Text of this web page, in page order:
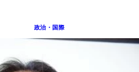
政治・国際